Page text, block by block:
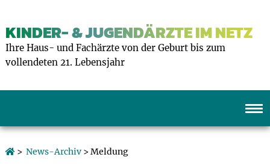
KINDER- & JUGENDÄRZTE IM NETZ
Ihre Haus- und Fachärzte von der Geburt bis zum
vollendeten 21. Lebensjahr
> News-Archiv> Meldung